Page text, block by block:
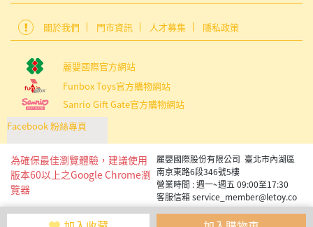
關於我們 門市資訊 人才募集 隱私政策
麗嬰國際官方網站
Funbox Toys官方購物網站
Sanrio Gift Gate官方購物網站
Facebook 粉絲專頁
為確保最佳瀏覽體驗，建議使用
版本60以上之Google Chrome瀏
覽器
麗嬰國際股份有限公司 臺北市內湖區
南京東路6段346號5樓
營業時間 : 週一~週五 09:00至17:30
客服信箱 service_member@letoy.co
Copyright 2019 麗嬰國際版權所有